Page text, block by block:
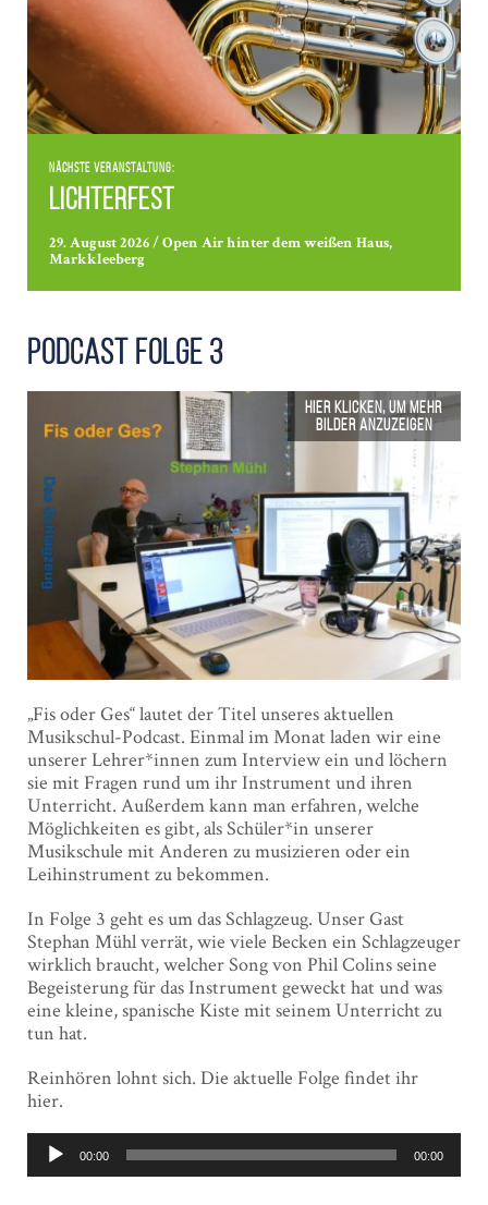
Nächste Veranstaltung:
Lichterfest
29. August 2026 / Open Air hinter dem weißen Haus,
Markkleeberg
Podcast Folge 3
„Fis oder Ges“ lautet der Titel unseres aktuellen
Musikschul-Podcast. Einmal im Monat laden wir eine
unserer Lehrer*innen zum Interview ein und löchern
sie mit Fragen rund um ihr Instrument und ihren
Unterricht. Außerdem kann man erfahren, welche
Möglichkeiten es gibt, als Schüler*in unserer
Musikschule mit Anderen zu musizieren oder ein
Leihinstrument zu bekommen.
In Folge 3 geht es um das Schlagzeug. Unser Gast
Stephan Mühl verrät, wie viele Becken ein Schlagzeuger
wirklich braucht, welcher Song von Phil Colins seine
Begeisterung für das Instrument geweckt hat und was
eine kleine, spanische Kiste mit seinem Unterricht zu
tun hat.
Reinhören lohnt sich. Die aktuelle Folge findet ihr
hier.
Audio-
Player
00:00 00:00